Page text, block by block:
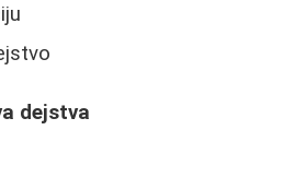
dejstva